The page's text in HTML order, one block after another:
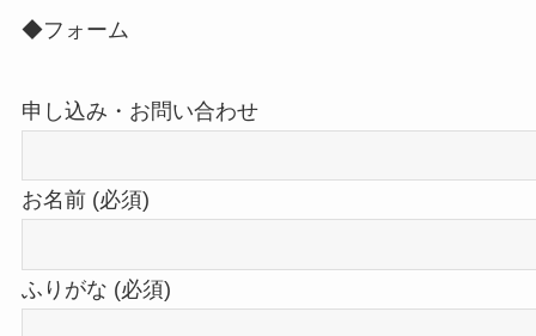
◆フォーム
申し込み・お問い合わせ
お名前 (必須)
ふりがな (必須)